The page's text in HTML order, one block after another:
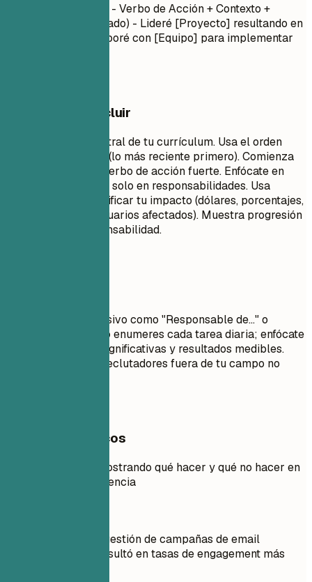
- Verbo de Acción + Contexto +
Resultado (Cuantificado) - Lideré [Proyecto] resultando en
[Resultado]... - Colaboré con [Equipo] para implementar
Qué conviene incluir
Esta es la parte central de tu currículum. Usa el orden
cronológico inverso (lo más reciente primero). Comienza
cada punto con un verbo de acción fuerte. Enfócate en
logros e impacto, no solo en responsabilidades. Usa
números para cuantificar tu impacto (dólares, porcentajes,
tiempo ahorrado, usuarios afectados). Muestra progresión
y aumento de responsabilidad.
Evita el lenguaje pasivo como "Responsable de..." o
"Encargado de...". No enumeres cada tarea diaria; enfócate
en contribuciones significativas y resultados medibles.
Evita jerga que los reclutadores fuera de tu campo no
Ejemplos prácticos
Ejemplo práctico mostrando qué hacer y qué no hacer en
la sección de experiencia
Responsable de la gestión de campañas de email
marketing, lo que resultó en tasas de engagement más